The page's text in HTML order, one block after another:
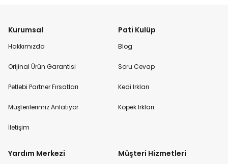
Kurumsal
Hakkımızda
Orijinal Ürün Garantisi
Petlebi Partner Fırsatları
Müşterilerimiz Anlatıyor
İletişim
Pati Kulüp
Blog
Soru Cevap
Kedi Irkları
Köpek Irkları
Yardım Merkezi Müşteri Hizmetleri